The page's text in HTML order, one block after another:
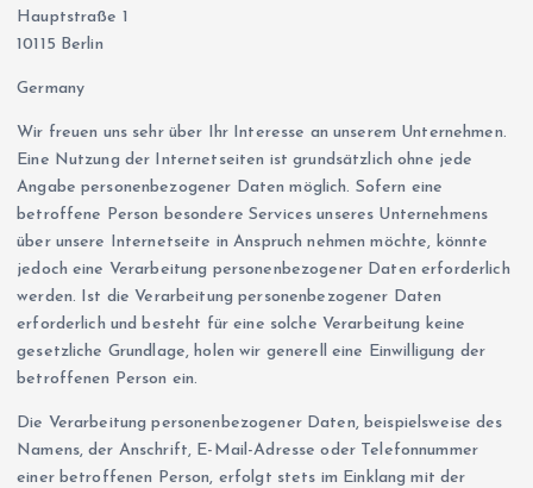
Hauptstraße 1
10115 Berlin
Germany
Wir freuen uns sehr über Ihr Interesse an unserem Unternehmen.
Eine Nutzung der Internetseiten ist grundsätzlich ohne jede
Angabe personenbezogener Daten möglich. Sofern eine
betroffene Person besondere Services unseres Unternehmens
über unsere Internetseite in Anspruch nehmen möchte, könnte
jedoch eine Verarbeitung personenbezogener Daten erforderlich
werden. Ist die Verarbeitung personenbezogener Daten
erforderlich und besteht für eine solche Verarbeitung keine
gesetzliche Grundlage, holen wir generell eine Einwilligung der
betroffenen Person ein.
Die Verarbeitung personenbezogener Daten, beispielsweise des
Namens, der Anschrift, E-Mail-Adresse oder Telefonnummer
einer betroffenen Person, erfolgt stets im Einklang mit der